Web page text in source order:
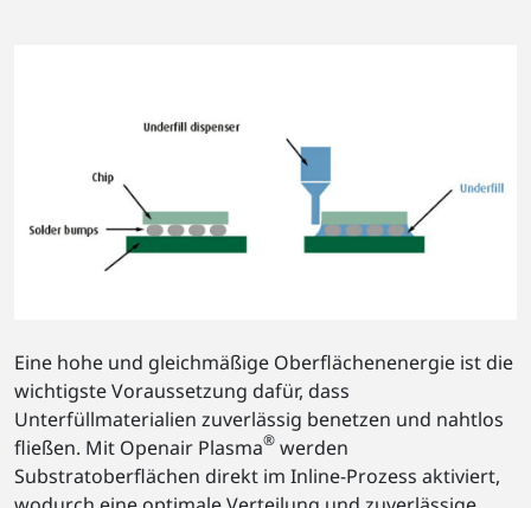
Eine hohe und gleichmäßige Oberflächenenergie ist die
wichtigste Voraussetzung dafür, dass
Unterfüllmaterialien zuverlässig benetzen und nahtlos
fließen. Mit Openair Plasma® werden
Substratoberflächen direkt im Inline-Prozess aktiviert,